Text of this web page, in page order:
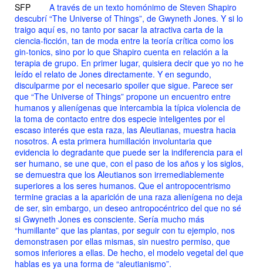
SFP
A través de un texto homónimo de Steven Shapiro
descubrí “The Universe of Things”, de Gwyneth Jones. Y si lo
traigo aquí es, no tanto por sacar la atractiva carta de la
ciencia-ficción, tan de moda entre la teoría crítica como los
gin-tonics, sino por lo que Shapiro cuenta en relación a la
terapia de grupo. En primer lugar, quisiera decir que yo no he
leído el relato de Jones directamente. Y en segundo,
disculparme por el necesario spoiler que sigue. Parece ser
que “The Universe of Things” propone un encuentro entre
humanos y alienígenas que intercambia la típica violencia de
la toma de contacto entre dos especie inteligentes por el
escaso interés que esta raza, las Aleutianas, muestra hacia
nosotros. A esta primera humillación involuntaria que
evidencia lo degradante que puede ser la indiferencia para el
ser humano, se une que, con el paso de los años y los siglos,
se demuestra que los Aleutianos son irremediablemente
superiores a los seres humanos. Que el antropocentrismo
termine gracias a la aparición de una raza alienígena no deja
de ser, sin embargo, un deseo antropocéntrico del que no sé
si Gwyneth Jones es consciente. Sería mucho más
“humillante” que las plantas, por seguir con tu ejemplo, nos
demonstrasen por ellas mismas, sin nuestro permiso, que
somos inferiores a ellas. De hecho, el modelo vegetal del que
hablas es ya una forma de “aleutianismo”.